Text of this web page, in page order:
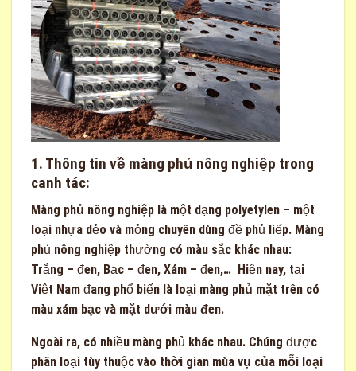
1. Thông tin về màng phủ nông nghiệp trong
canh tác:
Màng phủ nông nghiệp là một dạng polyetylen – một
loại nhựa dẻo và mỏng chuyên dùng đề phủ liếp. Màng
phủ nông nghiệp thường có màu sắc khác nhau:
Trắng – đen, Bạc – đen, Xám – đen,… Hiện nay, tại
Việt Nam đang phổ biến là loại màng phủ mặt trên có
màu xám bạc và mặt dưới màu đen.
Ngoài ra, có nhiều màng phủ khác nhau. Chúng được
phân loại tùy thuộc vào thời gian mùa vụ của mỗi loại